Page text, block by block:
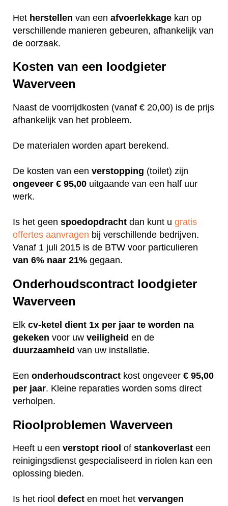
Het herstellen van een afvoerlekkage kan op
verschillende manieren gebeuren, afhankelijk van
de oorzaak.
Kosten van een loodgieter
Waverveen
Naast de voorrijdkosten (vanaf € 20,00) is de prijs
afhankelijk van het probleem.
De materialen worden apart berekend.
De kosten van een verstopping (toilet) zijn
ongeveer € 95,00 uitgaande van een half uur
werk.
Is het geen spoedopdracht dan kunt u gratis
offertes aanvragen bij verschillende bedrijven.
Vanaf 1 juli 2015 is de BTW voor particulieren
van 6% naar 21% gegaan.
Onderhoudscontract loodgieter
Waverveen
Elk cv-ketel dient 1x per jaar te worden na
gekeken voor uw veiligheid en de
duurzaamheid van uw installatie.
Een onderhoudscontract kost ongeveer € 95,00
per jaar. Kleine reparaties worden soms direct
verholpen.
Rioolproblemen Waverveen
Heeft u een verstopt riool of stankoverlast een
reinigingsdienst gespecialiseerd in riolen kan een
oplossing bieden.
Is het riool defect en moet het vervangen